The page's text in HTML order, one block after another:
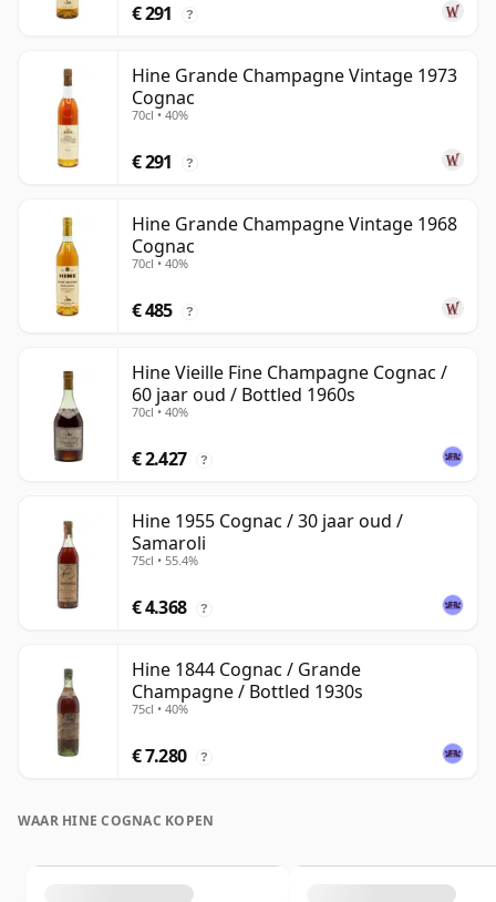
€ 291 ?
Hine Grande Champagne Vintage 1973
Cognac
70cl • 40%
€ 291 ?
Hine Grande Champagne Vintage 1968
Cognac
70cl • 40%
€ 485 ?
Hine Vieille Fine Champagne Cognac /
60 jaar oud / Bottled 1960s
70cl • 40%
€ 2.427 ?
Hine 1955 Cognac / 30 jaar oud /
Samaroli
75cl • 55.4%
€ 4.368 ?
Hine 1844 Cognac / Grande
Champagne / Bottled 1930s
75cl • 40%
€ 7.280 ?
WAAR HINE COGNAC KOPEN